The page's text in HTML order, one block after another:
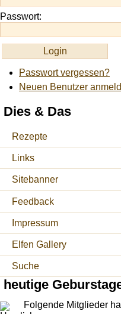
Passwort:
Passwort vergessen?
Neuen Benutzer
Dies & Das
Rezepte
Links
Sitebanner
Feedback
Impressum
Elfen Gallery
Suche
heutige
Folgende Mitglieder